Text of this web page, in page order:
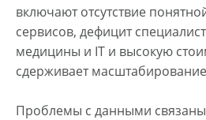
включают отсутствие
сервисов, дефицит
медицины и IT и высокую
сдерживает
Проблемы с данными связаны